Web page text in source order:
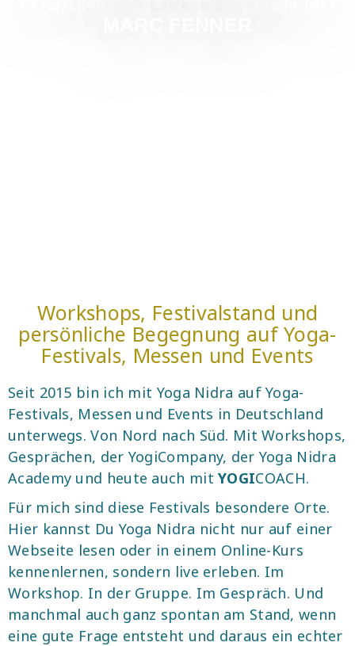
Workshops, Festivalstand und
persönliche Begegnung auf Yoga-
Festivals, Messen und Events
Seit 2015 bin ich mit Yoga Nidra auf Yoga-
Festivals, Messen und Events in Deutschland
unterwegs. Von Nord nach Süd. Mit Workshops,
Gesprächen, der YogiCompany, der Yoga Nidra
Academy und heute auch mitYOGICOACH.
Für mich sind diese Festivals besondere Orte.
Hier kannst Du Yoga Nidra nicht nur auf einer
Webseite lesen oder in einem Online-Kurs
kennenlernen, sondern live erleben. Im
Workshop. In der Gruppe. Im Gespräch. Und
manchmal auch ganz spontan am Stand, wenn
eine gute Frage entsteht und daraus ein echter